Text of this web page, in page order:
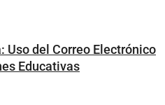
Uso del Correo Electrónico
Educativas